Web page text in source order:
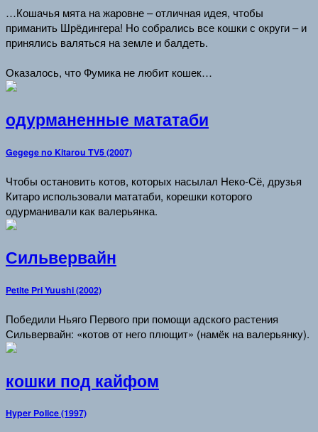
…Кошачья мята на жаровне – отличная идея, чтобы
приманить Шрёдингера! Но собрались все кошки с округи – и
принялись валяться на земле и балдеть.
Оказалось, что Фумика не любит кошек…
одурманенные мататаби
Gegege no Kitarou TV5 (2007)
Чтобы остановить котов, которых насылал Неко-Сё, друзья
Китаро использовали мататаби, корешки которого
одурманивали как валерьянка.
Сильвервайн
Petite Pri Yuushi (2002)
Победили Ньяго Первого при помощи адского растения
Сильвервайн: «котов от него плющит» (намёк на валерьянку).
кошки под кайфом
Hyper Police (1997)